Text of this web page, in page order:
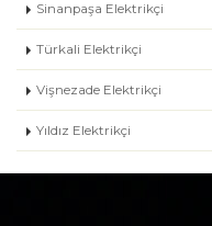
Sinanpaşa Elektrikçi
Türkali Elektrikçi
Vişnezade Elektrikçi
Yıldız Elektrikçi